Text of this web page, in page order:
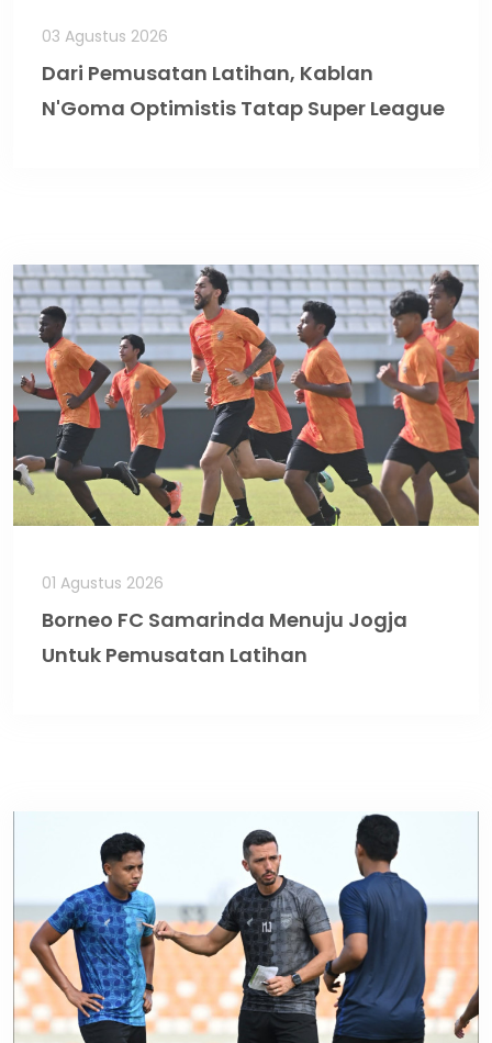
03 Agustus 2026
Dari Pemusatan Latihan, Kablan
N'Goma Optimistis Tatap Super League
01 Agustus 2026
Borneo FC Samarinda Menuju Jogja
Untuk Pemusatan Latihan